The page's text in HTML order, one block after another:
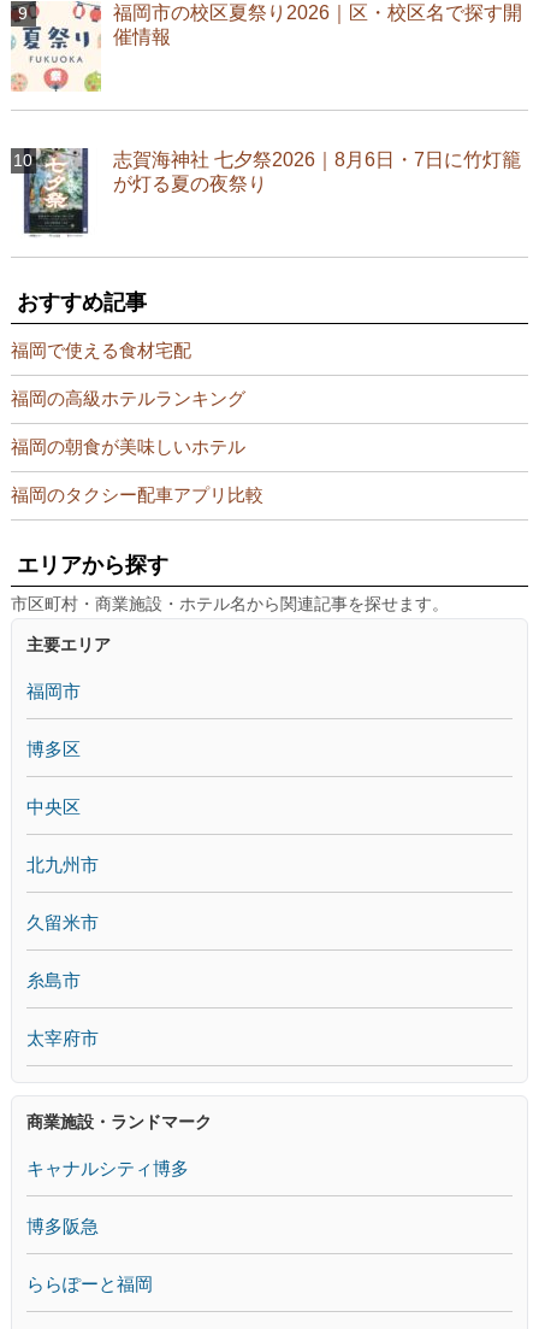
福岡市の校区夏祭り2026｜区・校区名で探す開
催情報
志賀海神社 七夕祭2026｜8月6日・7日に竹灯籠
が灯る夏の夜祭り
おすすめ記事
福岡で使える食材宅配
福岡の高級ホテルランキング
福岡の朝食が美味しいホテル
福岡のタクシー配車アプリ比較
エリアから探す
市区町村・商業施設・ホテル名から関連記事を探せます。
主要エリア
福岡市
博多区
中央区
北九州市
久留米市
糸島市
太宰府市
商業施設・ランドマーク
キャナルシティ博多
博多阪急
ららぽーと福岡